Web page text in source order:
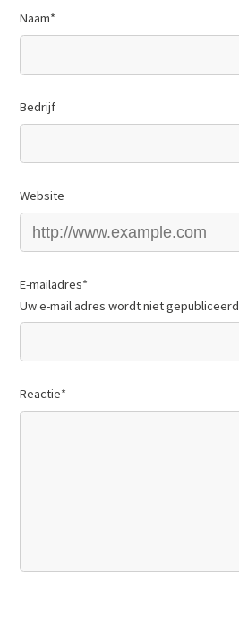
Naam*
Bedrijf
Website
E-mailadres*
Uw e-mail adres wordt niet gepubliceerd
Reactie*